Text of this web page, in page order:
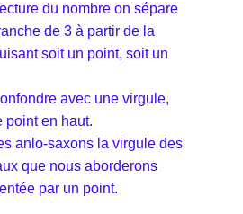
du nombre on sépare
de 3 à partir de la
soit un point, soit un
avec une virgule,
point en haut.
anlo-saxons la virgule des
que nous aborderons
par un point.